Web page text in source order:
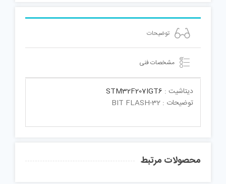
توضیحات
مشخصات فنی
دیتاشیت : STM32F207IGT6
توضیحات : 32-BIT FLASH
محصولات مرتبط